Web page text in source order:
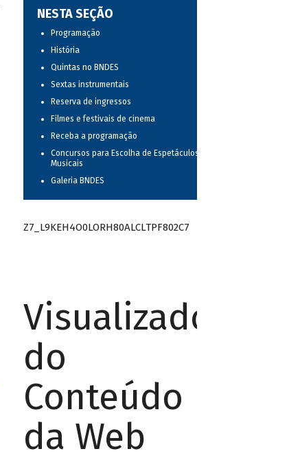
NESTA SEÇÃO
Programação
História
Quintas no BNDES
Sextas instrumentais
Reserva de ingressos
Filmes e festivais de cinema
Receba a programação
Concursos para Escolha de Espetáculos
Musicais
Galeria BNDES
Z7_L9KEH4O0LORH80ALCLTPF802C7
Visualizador
do
Conteúdo
da Web